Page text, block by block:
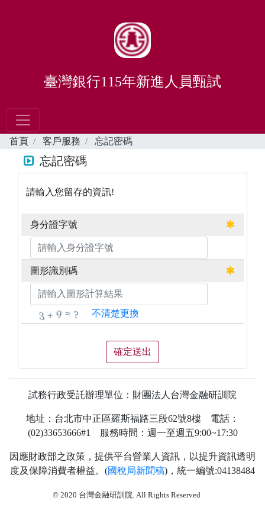
臺灣銀行115年新進人員甄試
首頁 客戶服務 忘記密碼
忘記密碼
請輸入您留存的資訊!
身分證字號
圖形識別碼
不清楚更換
試務行政受託辦理單位：財團法人台灣金融研訓院
地址：台北市中正區羅斯福路三段62號8樓 電話：
(02)33653666#1 服務時間：週一至週五9:00~17:30
因應財政部之政策，提供平台營業人資訊，以提升資訊透明
度及保障消費者權益。(國稅局新聞稿)，統一編號:04138484
© 2020 台灣金融研訓院. All Rights Reserved